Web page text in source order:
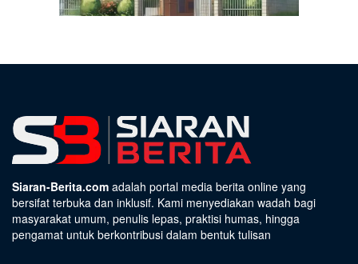
Siaran-Berita.com adalah portal media berita online yang
bersifat terbuka dan inklusif. Kami menyediakan wadah bagi
masyarakat umum, penulis lepas, praktisi humas, hingga
pengamat untuk berkontribusi dalam bentuk tulisan